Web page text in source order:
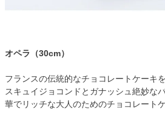
オペラ（30cm）
フランスの伝統的なチョコレートケーキ
スキュイジョコンドとガナッシュ絶妙な
華でリッチな大人のためのチョコレートケ